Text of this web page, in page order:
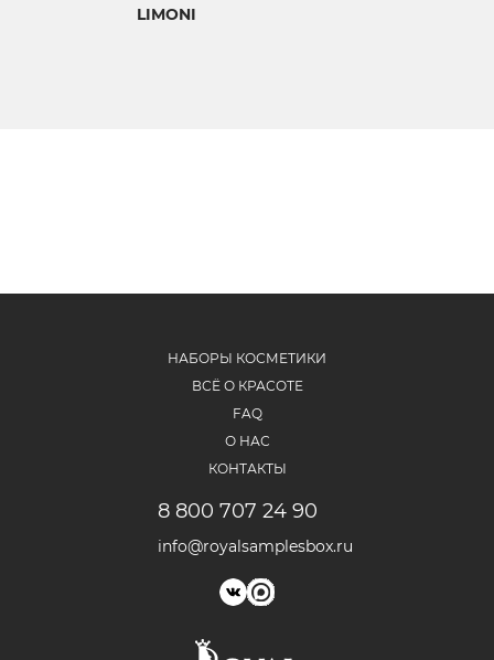
LIMONI
НАБОРЫ КОСМЕТИКИ
ВСЁ О КРАСОТЕ
FAQ
О НАС
КОНТАКТЫ
8 800 707 24 90
info@royalsamplesbox.ru